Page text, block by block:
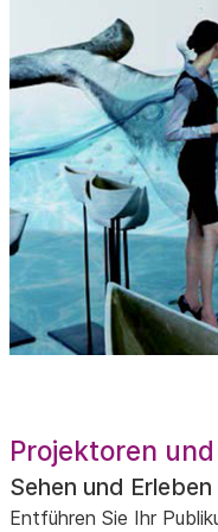
Projektoren
Sehen und
Entführen Sie Ihr